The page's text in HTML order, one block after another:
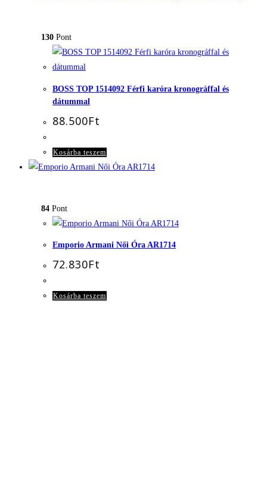
130 Pont
BOSS TOP 1514092 Férfi karóra kronográffal és
dátummal
88.500Ft
Kosárba teszem
84 Pont
Emporio Armani Női Óra AR1714
72.830Ft
Kosárba teszem